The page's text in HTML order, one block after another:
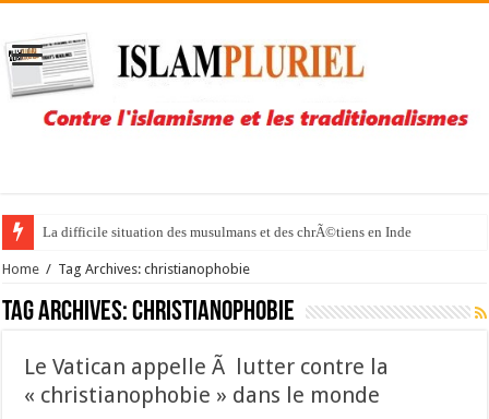
La difficile situation des musulmans et des chrÃ©tiens en Inde
Home / Tag Archives: christianophobie
Tag Archives:christianophobie
Le Vatican appelle Ã lutter contre la
« christianophobie » dans le monde